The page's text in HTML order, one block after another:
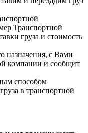
Транспортной
груза и стоимость
назначения, с Вами
компании и сообщит
способом
в транспортной